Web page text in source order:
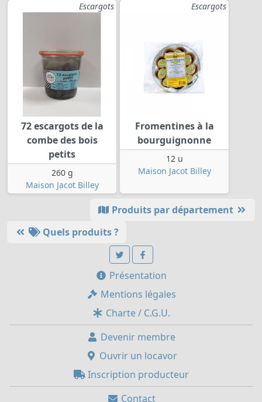
Escargots
72 escargots de la
combe des bois
petits
260 g
Maison Jacot Billey
Escargots
Fromentines à la
bourguignonne
12 u
Maison Jacot Billey
Produits par département
Quels produits ?
Présentation
Mentions légales
Charte / C.G.U.
Devenir membre
Ouvrir un locavor
Inscription producteur
Contact